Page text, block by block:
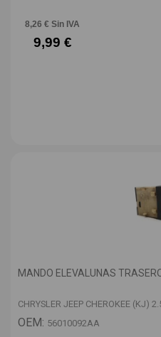
8,26 € Sin IVA
9,99 €
MANDO ELEVALUNAS
CHRYSLER JEEP CHEROKEE (KJ)
OEM: 56010092AA